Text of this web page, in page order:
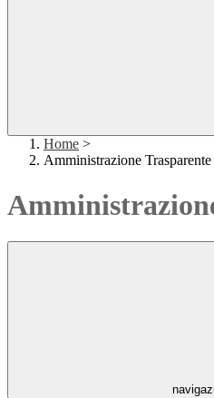
Home >
Amministrazione Trasparente